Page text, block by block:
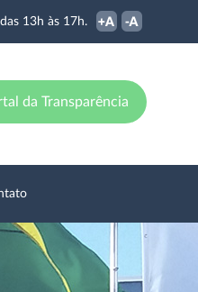
13h às 17h.
da Transparência